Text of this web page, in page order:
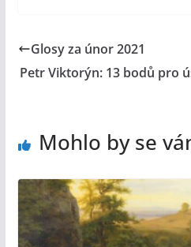
Glosy za únor 2021
Petr Viktorýn: 13 bodů pro
Mohlo by se